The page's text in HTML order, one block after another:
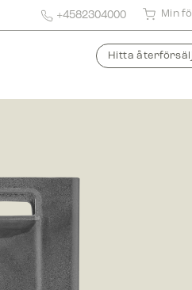
+4582304000 Min
Hitta